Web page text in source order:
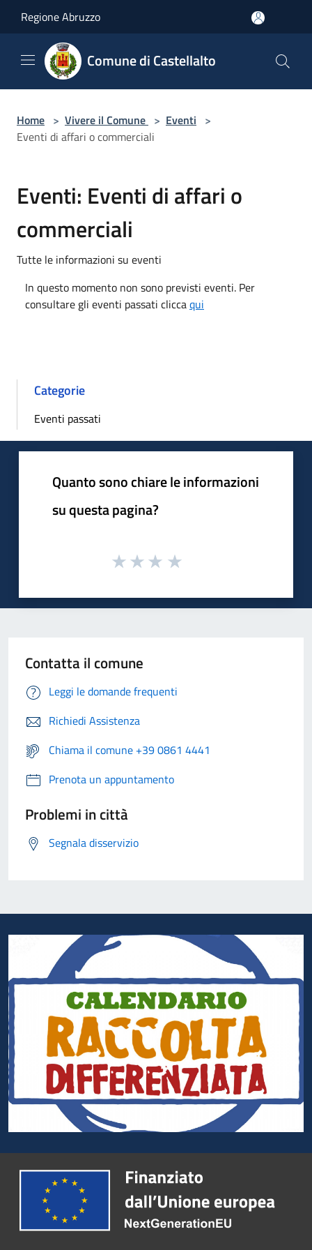
Regione Abruzzo
Comune di Castellalto
Home > Vivere il Comune > Eventi >
Eventi di affari o commerciali
Eventi: Eventi di affari o
commerciali
Tutte le informazioni su eventi
In questo momento non sono previsti eventi. Per
consultare gli eventi passati cliccaqui
Categorie
Eventi passati
Quanto sono chiare le informazioni
su questa pagina?
Contatta il comune
Leggi le domande frequenti
Richiedi Assistenza
Chiama il comune +39 0861 4441
Prenota un appuntamento
Problemi in città
Segnala disservizio